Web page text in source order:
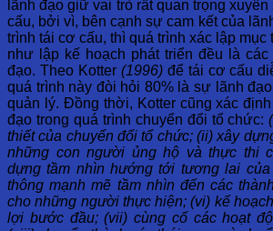
lãnh đạo giữ vai trò rất quan trọng
cấu, bởi vì, bên cạnh sự cam kết của
trình tái cơ cấu, thì quá trình xác lập mục
như lập kế hoạch phát triển đều là
đạo. Theo Kotter (1996)để tái cơ cấu
quá trình này đòi hỏi 80% là sự lãnh
quản lý. Đồng thời, Kotter cũng xác
đạo trong quá trình chuyển đổi tổ chức:
thiết của chuyển đổi tổ chức; (ii) xây
những con người ủng hộ và thực thi
dựng tầm nhìn hướng tới tương lai
thông mạnh mẽ tầm nhìn đến các
cho những người thực hiện; (vi) kế
lợi bước đầu; (vii) cùng cố các hoạt